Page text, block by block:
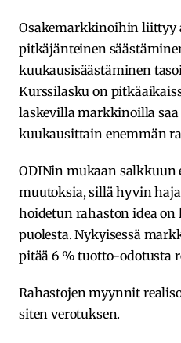
Osakemarkkinoihin liittyy
pitkäjänteinen
kuukausisäästäminen
Kurssilasku on
laskevilla markkinoilla
kuukausittain enemmän
ODINin mukaan salkkuun
muutoksia, sillä hyvin
hoidetun rahaston idea
puolesta. Nykyisessä
pitää 6 % tuotto-odotusta
Rahastojen myynnit
siten verotuksen.